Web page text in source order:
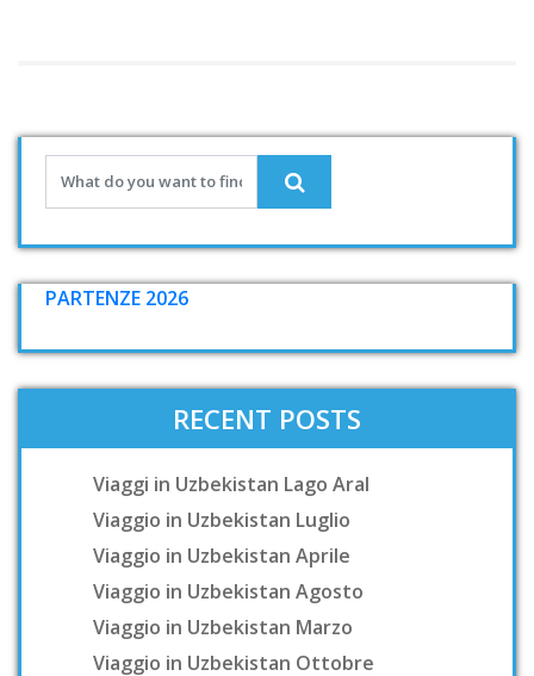
PARTENZE 2026
RECENT POSTS
Viaggi in Uzbekistan Lago Aral
Viaggio in Uzbekistan Luglio
Viaggio in Uzbekistan Aprile
Viaggio in Uzbekistan Agosto
Viaggio in Uzbekistan Marzo
Viaggio in Uzbekistan Ottobre